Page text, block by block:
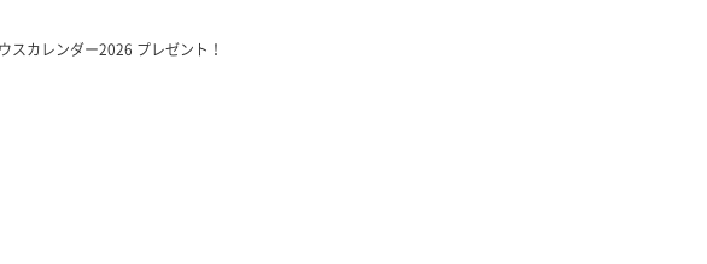
スカレンダー2026 プレゼント！